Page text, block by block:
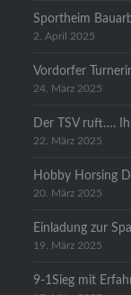
Sportheim
2. April 2025
Vordorfer
24. März 2025
Der TSV ruft….
22. März 2025
Hobby Horsing
20. März 2025
Einladung zur
19. März 2025
9-1Sieg mit